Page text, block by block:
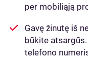
per mobiliąją
Gavę žinutę iš
būkite
telefono